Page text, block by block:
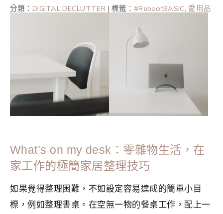
分類： DIGITAL DECLUTTER | 標籤： #RebootBASIC, 愛用品
What’s on my desk：零雜物生活，在
家工作的極簡家居整理技巧
如果覺得整理困難，不如設定容易達成的簡單小目
標，例如整理書桌。在空無一物的餐桌工作，配上一